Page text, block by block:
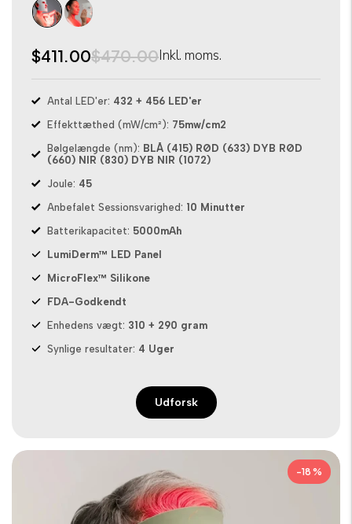
$411.00$470.00Inkl. moms.
Antal LED'er: 432 + 456 LED'er
Effekttæthed (mW/cm²): 75mw/cm2
Bølgelængde (nm): BLÅ (415) RØD (633) DYB RØD
(660) NIR (830) DYB NIR (1072)
Joule: 45
Anbefalet Sessionsvarighed: 10 Minutter
Batterikapacitet: 5000mAh
LumiDerm™ LED Panel
MicroFlex™ Silikone
FDA-Godkendt
Enhedens vægt: 310 + 290 gram
Synlige resultater: 4 Uger
Udforsk
-18 %